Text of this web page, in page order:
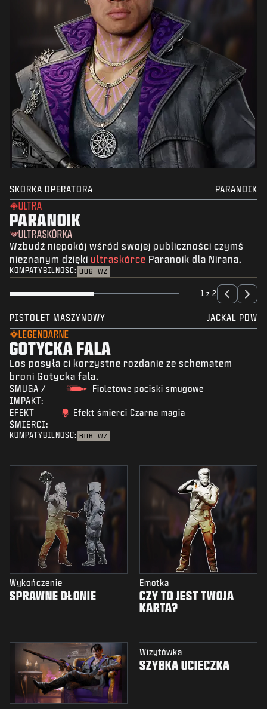
SKÓRKA OPERATORA PARANOIK
ULTRA
PARANOIK
ULTRASKÓRKA
Wzbudź niepokój wśród swojej publiczności czymś
nieznanym dzięki ultraskórce Paranoik dla Nirana.
KOMPATYBILNOŚĆ: BO6 WZ
1 z 2
PISTOLET MASZYNOWY JACKAL PDW
LEGENDARNE
GOTYCKA FALA
Los posyła ci korzystne rozdanie ze schematem
broni Gotycka fala.
SMUGA /
IMPAKT:
Fioletowe pociski smugowe
EFEKT
ŚMIERCI:
Efekt śmierci Czarna magia
KOMPATYBILNOŚĆ: BO6 WZ
Wykończenie
SPRAWNE DŁONIE
Emotka
CZY TO JEST TWOJA
KARTA?
Wizytówka
SZYBKA UCIECZKA